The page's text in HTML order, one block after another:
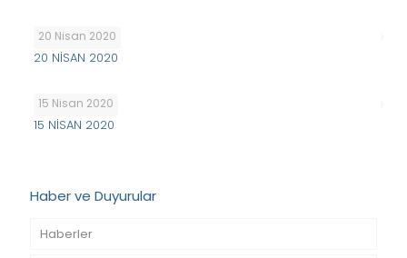
20 Nisan 2020
20 NİSAN 2020
15 Nisan 2020
15 NİSAN 2020
Haber ve Duyurular
Haberler